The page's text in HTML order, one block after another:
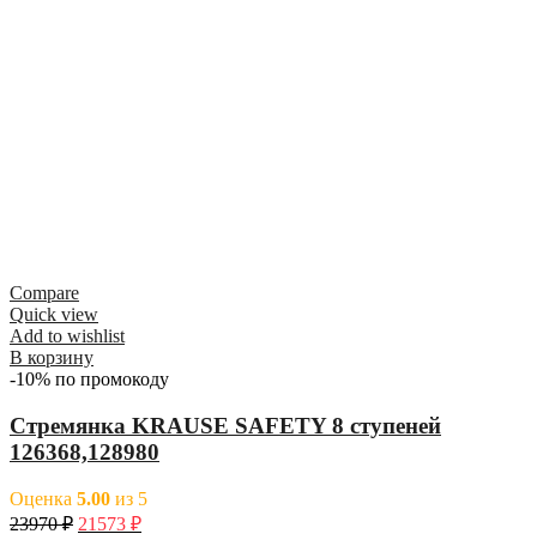
Compare
Quick view
Add to wishlist
В корзину
-10% по промокоду
Стремянка KRAUSE SAFETY 8 ступеней
126368,128980
Оценка 5.00 из 5
23970₽ 21573 ₽